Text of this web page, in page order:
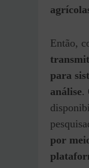
Então,
para
análise.
por